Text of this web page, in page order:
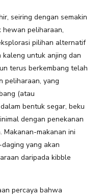
seiring dengan semakin
hewan peliharaan,
pilihan alternatif
untuk anjing dan
terus berkembang telah
peliharaan, yang
(atau
bentuk segar, beku
dengan penekanan
Makanan-makanan ini
yang akan
daripada kibble
percaya bahwa